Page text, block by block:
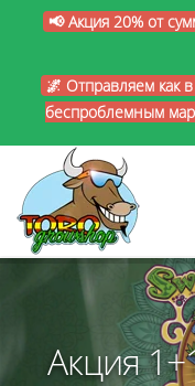
📢 Акция 20% от
🌌 Отправляем как
беспроблемным
Акция